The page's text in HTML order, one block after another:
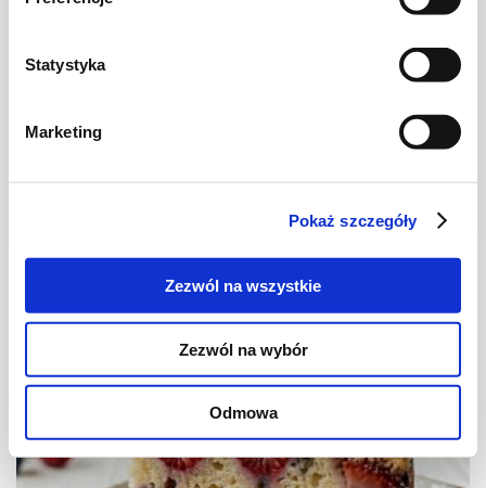
Statystyka
Marketing
Pokaż szczegóły
Zezwól na wszystkie
Zezwól na wybór
Odmowa
Ciasto warstwowe z kremem i malinową